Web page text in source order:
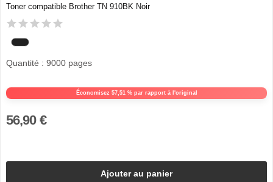
Toner compatible Brother TN 910BK Noir
Économisez 57,51 % par rapport à l'original
Quantité : 9000 pages
56,90 €
Ajouter au panier